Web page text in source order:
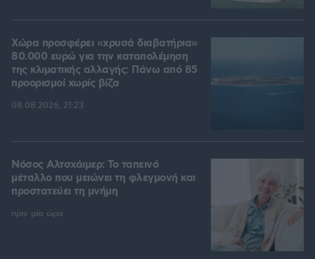
Χώρα προσφέρει «χρυσά διαβατήρια»
80.000 ευρώ για την καταπολέμηση
της κλιματικής αλλαγής: Πάνω από 85
προορισμοί χωρίς βίζα
08.08.2026, 21:23
Νόσος Αλτσχάιμερ: Το ταπεινό
μέταλλο που μειώνει τη φλεγμονή και
προστατεύει τη μνήμη
πριν μία ώρα